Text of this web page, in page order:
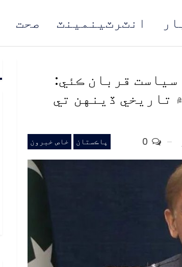
صحت انٽرٽينمينٽ
سياست قربان ڪئي:
تاريخي ڏينهن تي
پاڪستان خاص خبرون